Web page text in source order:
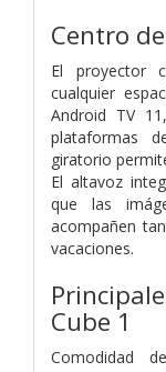
Centro
El proyector
cualquier
Android TV
plataformas
giratorio
El altavoz
que las
acompañen
vacaciones.
Cube 1
Comodidad